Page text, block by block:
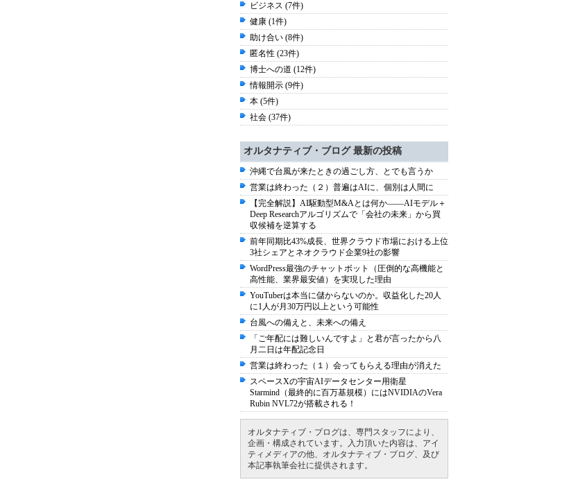
ビジネス (7件)
健康 (1件)
助け合い (8件)
匿名性 (23件)
博士への道 (12件)
情報開示 (9件)
本 (5件)
社会 (37件)
オルタナティブ・ブログ 最新の投稿
沖縄で台風が来たときの過ごし方、とでも言うか
営業は終わった（２）普遍はAIに、個別は人間に
【完全解説】AI駆動型M&Aとは何か――AIモデル＋
Deep Researchアルゴリズムで「会社の未来」から買
収候補を逆算する
前年同期比43%成長、世界クラウド市場における上位
3社シェアとネオクラウド企業9社の影響
WordPress最強のチャットボット（圧倒的な高機能と
高性能、業界最安値）を実現した理由
YouTuberは本当に儲からないのか。収益化した20人
に1人が月30万円以上という可能性
台風への備えと、未来への備え
「ご年配には難しいんですよ」と君が言ったから八
月二日は年配記念日
営業は終わった（１）会ってもらえる理由が消えた
スペースXの宇宙AIデータセンター用衛星
Starmind（最終的に百万基規模）にはNVIDIAのVera
Rubin NVL72が搭載される！
オルタナティブ・ブログは、専門スタッフにより、
企画・構成されています。入力頂いた内容は、アイ
ティメディアの他、オルタナティブ・ブログ、及び
本記事執筆会社に提供されます。